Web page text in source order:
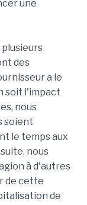
une
plusieurs
des
a le
soit l'impact
nous
soient
le temps aux
nous
à d'autres
de cette
de